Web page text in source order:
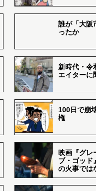
誰が「大阪
ったか
新時代・令
エイターに
100日で崩
権
映画『グレ
ブ・ゴッド
の火事では